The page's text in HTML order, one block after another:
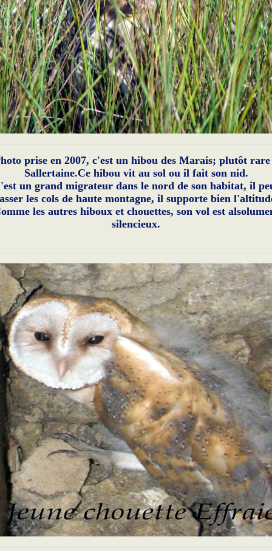
prise en 2007, c'est un hibou des Marais; plutôt rare
Sallertaine.Ce hibou vit au sol ou il fait son nid.
un grand migrateur dans le nord de son habitat, il
les cols de haute montagne, il supporte bien
les autres hiboux et chouettes, son vol est
silencieux.